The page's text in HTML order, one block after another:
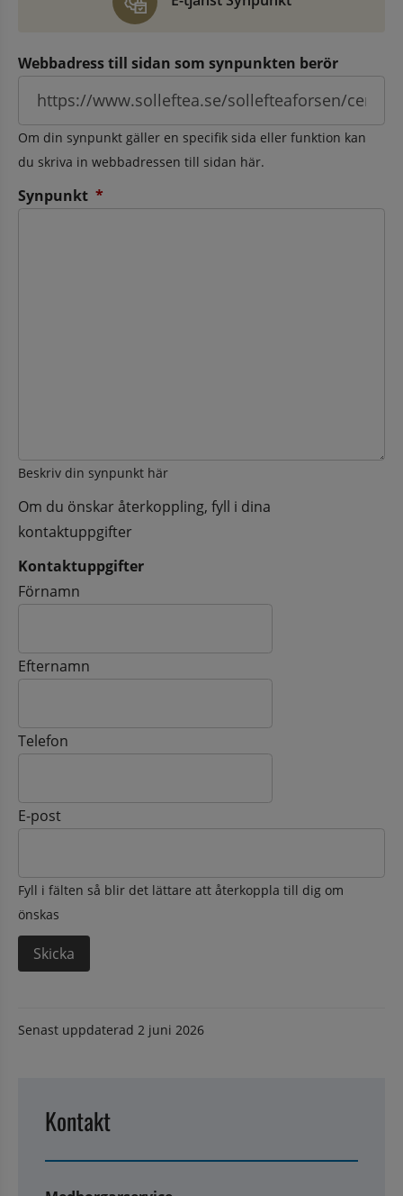
Webbadress till sidan som synpunkten berör
Om din synpunkt gäller en specifik sida eller funktion kan
du skriva in webbadressen till sidan här.
Synpunkt *
Beskriv din synpunkt här
Om du önskar återkoppling, fyll i dina
kontaktuppgifter
Kontaktuppgifter
Kontaktuppgifter
Förnamn
Efternamn
Telefon
E-post
Fyll i fälten så blir det lättare att återkoppla till dig om
önskas
Senast uppdaterad 2 juni 2026
Kontakt